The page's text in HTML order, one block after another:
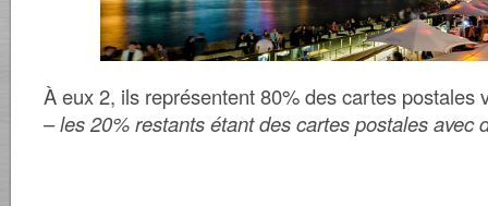
À eux 2, ils représentent 80% des cartes postales
–les 20% restants étant des cartes postales